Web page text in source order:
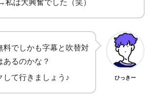
私は大興奮でした（笑）
料でしかも字幕と吹替対
あるのかな？
して行きましょう♪
ひっきー